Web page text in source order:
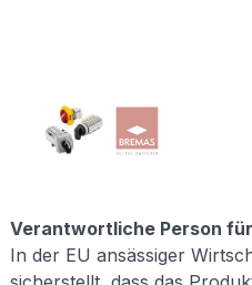
RewriteCond
%
{THE_REQUEST}
https://www.rossmann-
onlineshop.de/
[R=301,L] # 4)
Verantwortliche Person für
In der EU ansässiger